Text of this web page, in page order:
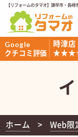
【リフォームのタマオ】諫早市・長
Google
クチコミ評価
時津店
ホーム Web限